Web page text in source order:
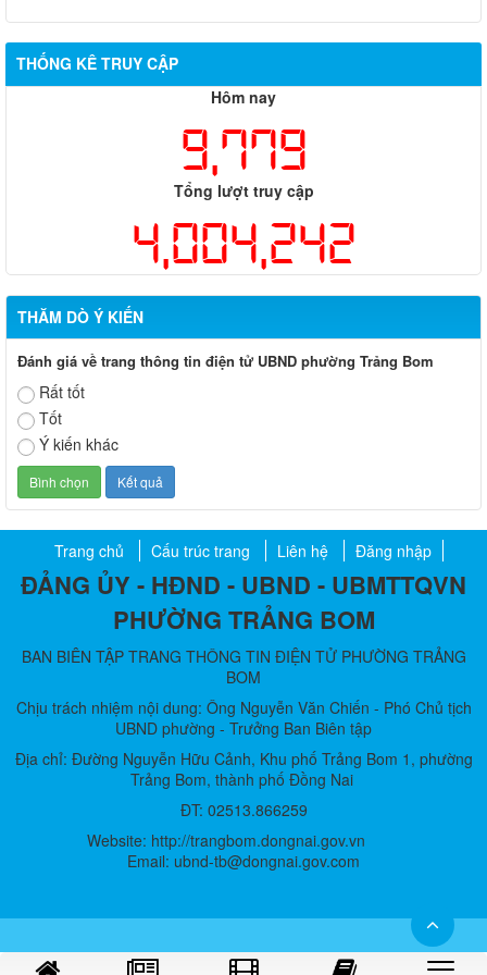
THỐNG KÊ TRUY CẬP
Hôm nay
9,779
Tổng lượt truy cập
4,004,242
THĂM DÒ Ý KIẾN
Đánh giá về trang thông tin điện tử UBND phường Trảng Bom
Rất tốt
Tốt
Ý kiến khác
Trang chủ Cấu trúc trang Liên hệ Đăng nhập
ĐẢNG ỦY - HĐND - UBND - UBMTTQVN
PHƯỜNG TRẢNG BOM
BAN BIÊN TẬP TRANG THÔNG TIN ĐIỆN TỬ PHƯỜNG TRẢNG
BOM
Chịu trách nhiệm nội dung: Ông Nguyễn Văn Chiến - Phó Chủ tịch
UBND phường - Trưởng Ban Biên tập
Địa chỉ: Đường Nguyễn Hữu Cảnh, Khu phố Trảng Bom 1, phường
Trảng Bom, thành phố Đồng Nai
ĐT: 02513.866259
Website: http://trangbom.dongnai.gov.vn
Email: ubnd-tb@dongnai.gov.com